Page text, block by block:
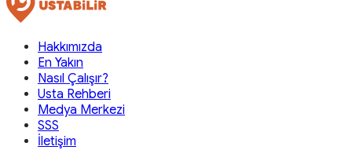
Hakkımızda
En Yakın
Nasıl Çalışır?
Usta Rehberi
Medya Merkezi
SSS
İletişim